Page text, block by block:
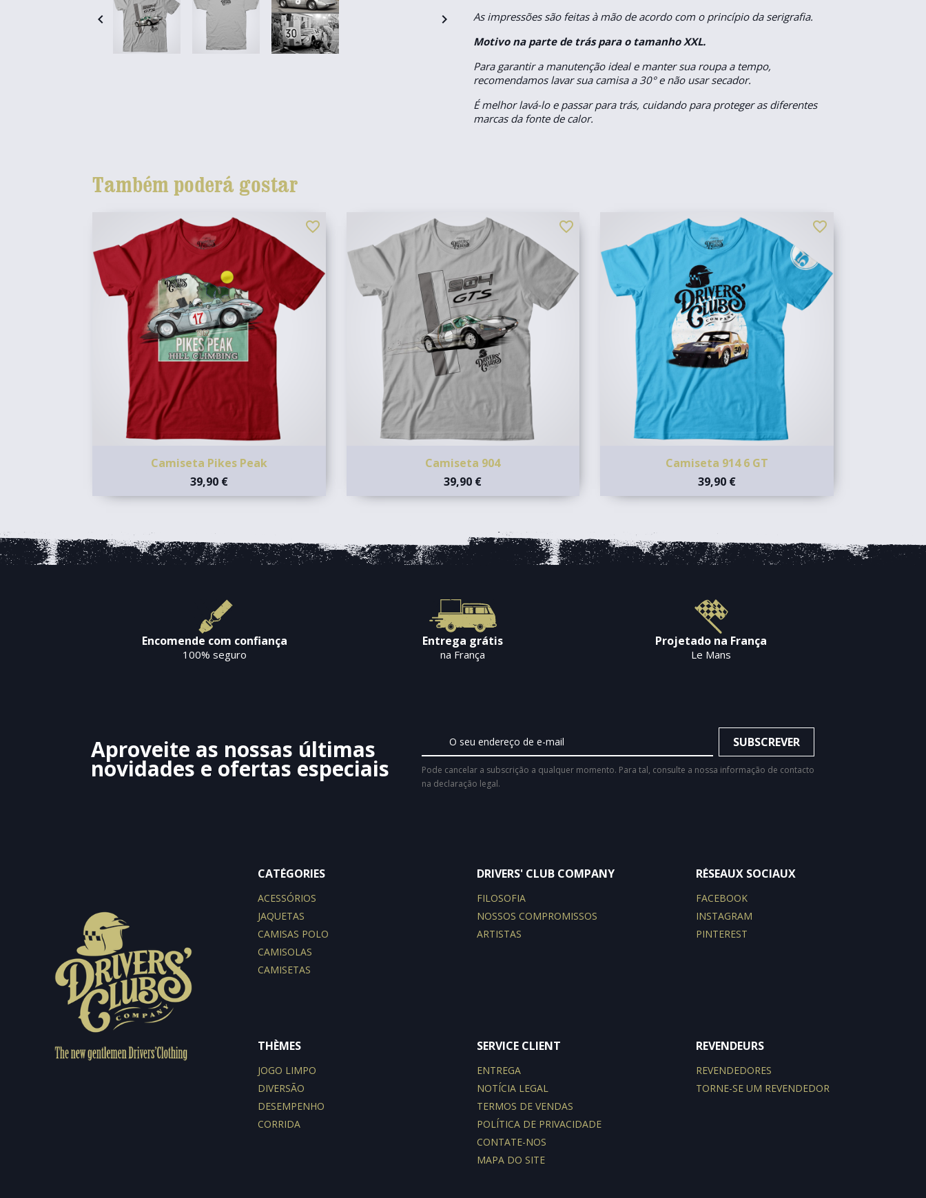
 
As impressões são feitas à mão de acordo com o princípio da serigrafia.
Motivo na parte de trás para o tamanho XXL.
Para garantir a manutenção ideal e manter sua roupa a tempo,
recomendamos lavar sua camisa a 30° e não usar secador.
É melhor lavá-lo e passar para trás, cuidando para proteger as diferentes
marcas da fonte de calor.
Também poderá gostar
Camiseta Pikes Peak
39,90 €
favorite_border
Camiseta 904
39,90 €
favorite_border
Camiseta 914 6 GT
39,90 €
favorite_border
Encomende com confiança
100% seguro
Entrega grátis
na França
Projetado na França
Le Mans
Aproveite as nossas últimas
novidades e ofertas especiais
Pode cancelar a subscrição a qualquer momento. Para tal, consulte a nossa informação de contacto
na declaração legal.
CATÉGORIES
ACESSÓRIOS
JAQUETAS
CAMISAS POLO
CAMISOLAS
CAMISETAS
DRIVERS' CLUB COMPANY
FILOSOFIA
NOSSOS COMPROMISSOS
ARTISTAS
RÉSEAUX SOCIAUX
FACEBOOK
INSTAGRAM
PINTEREST
THÈMES
JOGO LIMPO
DIVERSÃO
DESEMPENHO
CORRIDA
SERVICE CLIENT
ENTREGA
NOTÍCIA LEGAL
TERMOS DE VENDAS
POLÍTICA DE PRIVACIDADE
CONTATE-NOS
MAPA DO SITE
REVENDEURS
REVENDEDORES
TORNE-SE UM REVENDEDOR